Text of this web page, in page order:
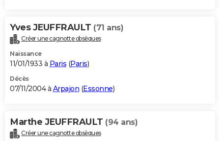
Yves JEUFFRAULT (71 ans)
Créer une cagnotte obsèques
Naissance
11/01/1933 à Paris (Paris)
Décès
07/11/2004 à Arpajon (Essonne)
Marthe JEUFFRAULT (94 ans)
Créer une cagnotte obsèques